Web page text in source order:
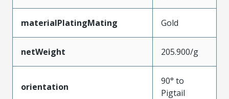
materialPlatingMating Gold
netWeight 205.900/g
orientation
90° to
Pigtail